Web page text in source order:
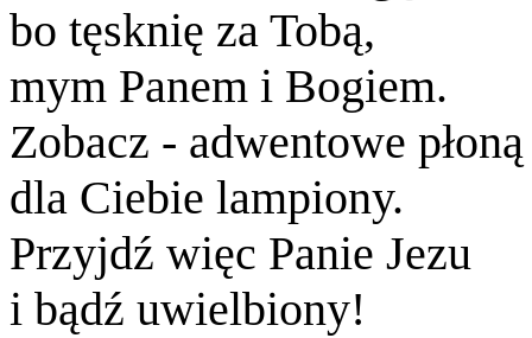
bo tęsknię za Tobą,
mym Panem i Bogiem.
Zobacz - adwentowe płoną
dla Ciebie lampiony.
Przyjdź więc Panie Jezu
i bądź uwielbiony!